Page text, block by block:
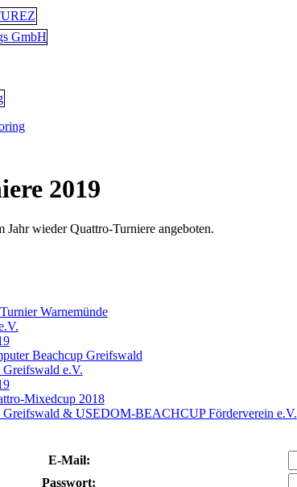
2019
wieder Quattro-Turniere angeboten.
Warnemünde
Beachcup Greifswald
e.V.
Mixedcup 2018
Greifswald & USEDOM-BEACHCUP Förderverein e.V.
E-Mail:
Passwort: